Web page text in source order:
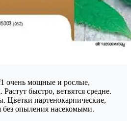
очень мощные и рослые,
быстро, ветвятся средне.
Цветки партенокарпические,
без опыления насекомыми.